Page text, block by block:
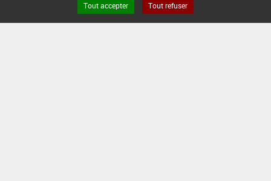
MAX
NOMBRE MAX
STADE
DÉLAIS
AVANT
AQUATIQUE
Tout accepter Tout refuser